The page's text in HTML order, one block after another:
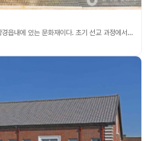
구 강경성결교회 예배당은 충남 논산시 강경읍내에 있는 문화재이다. 초기 선교 과정에서의 토착화 현상에 의해 기독교 건축의 형태는 한옥이 대부분이었다. 그러나 당시 신부 및 목사가 대부분 서양인이었기에 한옥의 불편함을 느꼈고, 서양식 건물을 동경하는 일부 신도들로 인해 점차 서양식 예배당이 지어지기 시작했다. 이러한 과정을 통해 초기 한옥교회가 대부분 소멸되거나, 개축 또는 신축되어 원형이 거의 남아있지 않다. 이러한 현실에서 한옥 형태로 남아있는 구 강